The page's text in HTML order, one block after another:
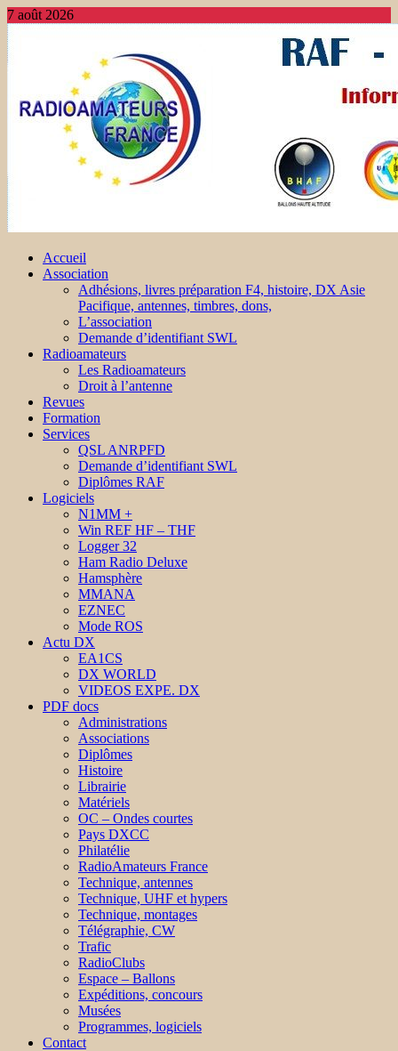
7 août 2026
Accueil
Association
Adhésions, livres préparation F4, histoire, DX Asie
Pacifique, antennes, timbres, dons,
L’association
Demande d’identifiant SWL
Radioamateurs
Les Radioamateurs
Droit à l’antenne
Revues
Formation
Services
QSL ANRPFD
Demande d’identifiant SWL
Diplômes RAF
Logiciels
N1MM +
Win REF HF – THF
Logger 32
Ham Radio Deluxe
Hamsphère
MMANA
EZNEC
Mode ROS
Actu DX
EA1CS
DX WORLD
VIDEOS EXPE. DX
PDF docs
Administrations
Associations
Diplômes
Histoire
Librairie
Matériels
OC – Ondes courtes
Pays DXCC
Philatélie
RadioAmateurs France
Technique, antennes
Technique, UHF et hypers
Technique, montages
Télégraphie, CW
Trafic
RadioClubs
Espace – Ballons
Expéditions, concours
Musées
Programmes, logiciels
Contact